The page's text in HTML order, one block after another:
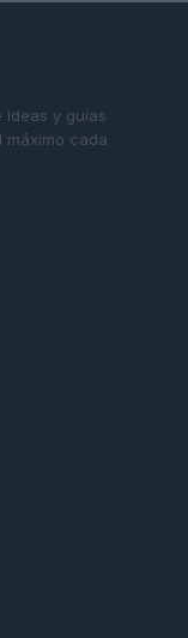
ideas y guías
máximo cada